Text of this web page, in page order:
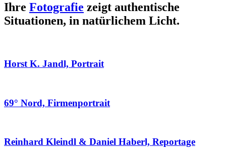
Ihre Fotografie zeigt authentische
Situationen, in natürlichem Licht.
Horst K. Jandl, Portrait
69° Nord, Firmenportrait
Reinhard Kleindl & Daniel Haberl, Reportage